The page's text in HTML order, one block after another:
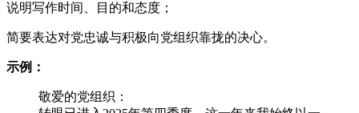
说明写作时间、目的和态度；
简要表达对党忠诚与积极向党组织靠拢的决心。
示例：
敬爱的党组织：